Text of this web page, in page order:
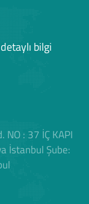
bilgi
NO : 37 İÇ KAPI
İstanbul Şube: